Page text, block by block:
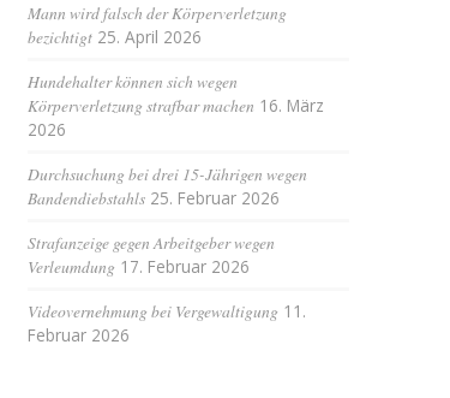
Mann wird falsch der Körperverletzung
bezichtigt 25. April 2026
Hundehalter können sich wegen
Körperverletzung strafbar machen 16. März
2026
Durchsuchung bei drei 15-Jährigen wegen
Bandendiebstahls 25. Februar 2026
Strafanzeige gegen Arbeitgeber wegen
Verleumdung 17. Februar 2026
Videovernehmung bei Vergewaltigung 11.
Februar 2026